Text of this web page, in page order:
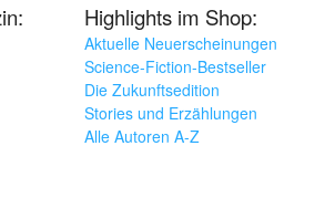
Highlights im Shop:
Aktuelle Neuerscheinungen
Science-Fiction-Bestseller
Die Zukunftsedition
Stories und Erzählungen
Alle Autoren A-Z